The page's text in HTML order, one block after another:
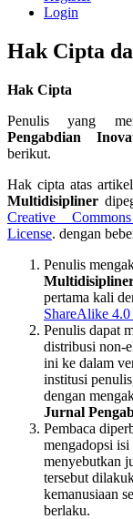
Login
Hak Cipta
Hak Cipta
Penulis yang
Pengabdian
berikut.
Hak cipta atas
Multidisipliner
Creative
License. dengan
Penulis
pertama kali
ShareAlike
Penulis dapat
distribusi non-
ini ke dalam
institusi
dengan
Jurnal
Pembaca
mengadopsi
menyebutkan
tersebut
kemanusiaan
berlaku.